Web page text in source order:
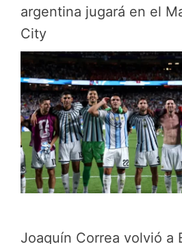
argentina jugará en el
City
Joaquín Correa volvió a